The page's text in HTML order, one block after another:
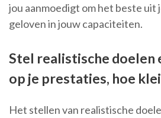
jou aanmoedigt om het beste uit
geloven in jouw capaciteiten.
Stel realistische doelen
op je prestaties, hoe
Het stellen van realistische